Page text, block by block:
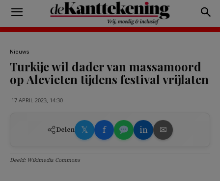
Nieuws
Turkije wil dader van massamoord
op Alevieten tijdens festival vrijlaten
17 APRIL 2023, 14:30
Delen 𝕏 f in ✉
Deeld: Wikimedia Commons